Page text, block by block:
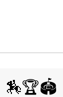
🏇🏆🏟️